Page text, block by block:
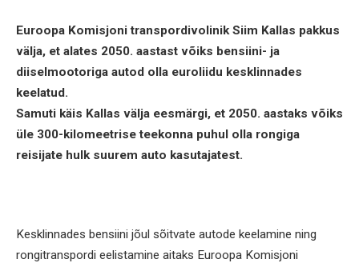
Euroopa Komisjoni transpordivolinik Siim Kallas pakkus
välja, et alates 2050. aastast võiks bensiini- ja
diiselmootoriga autod olla euroliidu kesklinnades
keelatud.
Samuti käis Kallas välja eesmärgi, et 2050. aastaks võiks
üle 300-kilomeetrise teekonna puhul olla rongiga
reisijate hulk suurem auto kasutajatest.
Kesklinnades bensiini jõul sõitvate autode keelamine ning
rongitranspordi eelistamine aitaks Euroopa Komisjoni